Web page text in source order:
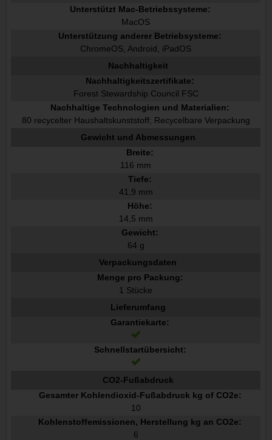
Unterstützt Mac-Betriebssysteme:
MacOS
Unterstützung anderer Betriebsysteme:
ChromeOS, Android, iPadOS
Nachhaltigkeit
Nachhaltigkeitszertifikate:
Forest Stewardship Council FSC
Nachhaltige Technologien und Materialien:
80 recycelter Haushaltskunststoff; Recycelbare Verpackung
Gewicht und Abmessungen
Breite:
116 mm
Tiefe:
41,9 mm
Höhe:
14,5 mm
Gewicht:
64 g
Verpackungsdaten
Menge pro Packung:
1 Stücke
Lieferumfang
Garantiekarte:
Schnellstartübersicht:
CO2-Fußabdruck
Gesamter Kohlendioxid-Fußabdruck kg of CO2e:
10
Kohlenstoffemissionen, Herstellung kg an CO2e:
6